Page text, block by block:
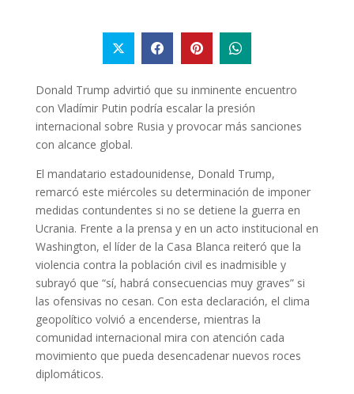
Donald Trump advirtió que su inminente encuentro
con Vladímir Putin podría escalar la presión
internacional sobre Rusia y provocar más sanciones
con alcance global.
El mandatario estadounidense, Donald Trump,
remarcó este miércoles su determinación de imponer
medidas contundentes si no se detiene la guerra en
Ucrania. Frente a la prensa y en un acto institucional en
Washington, el líder de la Casa Blanca reiteró que la
violencia contra la población civil es inadmisible y
subrayó que “sí, habrá consecuencias muy graves” si
las ofensivas no cesan. Con esta declaración, el clima
geopolítico volvió a encenderse, mientras la
comunidad internacional mira con atención cada
movimiento que pueda desencadenar nuevos roces
diplomáticos.